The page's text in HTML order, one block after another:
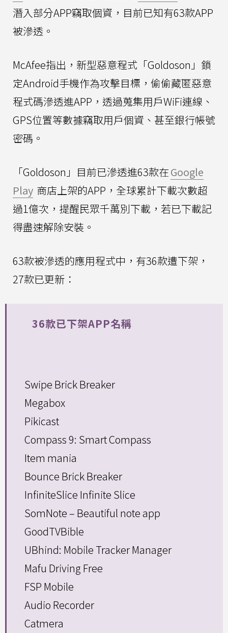
潛入部分APP竊取個資，目前已知有63款APP
被滲透。
McAfee指出，新型惡意程式「Goldoson」鎖
定Android手機作為攻擊目標，偷偷藏匿惡意
程式碼滲透進APP，透過蒐集用戶WiFi連線、
GPS位置等數據竊取用戶個資、甚至銀行帳號
密碼。
「Goldoson」目前已滲透進63款在Google
Play 商店上架的APP，全球累計下載次數超
過1億次，提醒民眾千萬別下載，若已下載記
得盡速解除安裝。
63款被滲透的應用程式中，有36款遭下架，
27款已更新：
36款已下架APP名稱
Swipe Brick Breaker
Megabox
Pikicast
Compass 9: Smart Compass
Item mania
Bounce Brick Breaker
InfiniteSlice Infinite Slice
SomNote – Beautiful note app
GoodTVBible
UBhind: Mobile Tracker Manager
Mafu Driving Free
FSP Mobile
Audio Recorder
Catmera